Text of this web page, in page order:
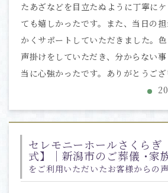
たあざなどを目立たぬように丁寧に
ても嬉しかったです。また、当日の
かくサポートしていただきました。
声掛けをしていただき、分からない
当に心強かったです。ありがとうござ
セレモニーホールさくらぎ
式】｜新潟市のご葬儀 ･家
をご利用いただいたお客様からの声